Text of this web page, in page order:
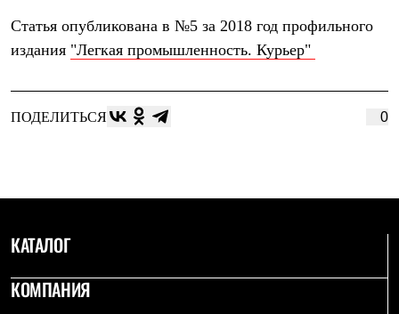
Чуни
Уход за обувью
Аксессуары
Кепки и бейсболки
Носки
Полезные аксессуары
Ремни
Статья опубликована в №5 за 2018 год профильного
издания "Легкая промышленность. Курьер"
ПОДЕЛИТЬСЯ 0
КАТАЛОГ
КОМПАНИЯ